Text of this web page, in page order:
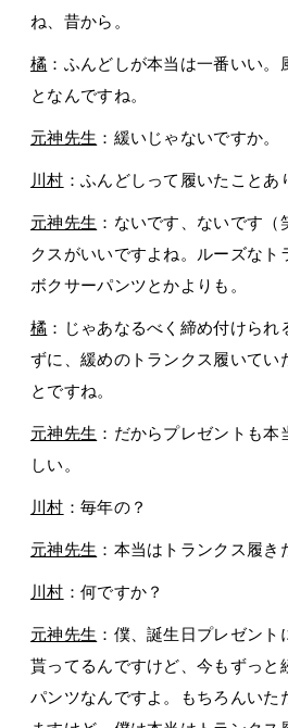
ね、昔から。
橘 ：ふんどしが本当は一番いい。
となんですね。
元神先生 ：緩いじゃないですか。
川村 ：ふんどしって履いたことあ
元神先生 ：ないです、ないです
クスがいいですよね。ルーズなト
ボクサーパンツとかよりも。
橘 ：じゃあなるべく締め付けら
ずに、緩めのトランクス履いてい
とですね。
元神先生 ：だからプレゼントも
しい。
川村 ：毎年の？
元神先生 ：本当はトランクス履き
川村 ：何ですか？
元神先生 ：僕、誕生日プレゼン
貰ってるんですけど、今もずっと
パンツなんですよ。もちろんいた